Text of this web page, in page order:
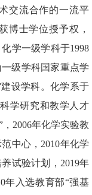
交流合作的一流平
博士学位授予权，
学一级学科于1998
级学科国家重点学
设学科。化学系于
学研究和教学人才
2006年化学实验教
中心，2010年化学
试验计划，2019年
年入选教育部“强基